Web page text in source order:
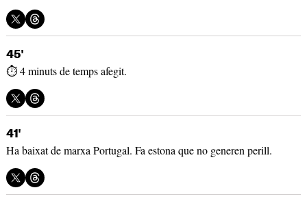
45'
⏱️ 4 minuts de temps afegit.
41'
Ha baixat de marxa Portugal. Fa estona que no generen perill.